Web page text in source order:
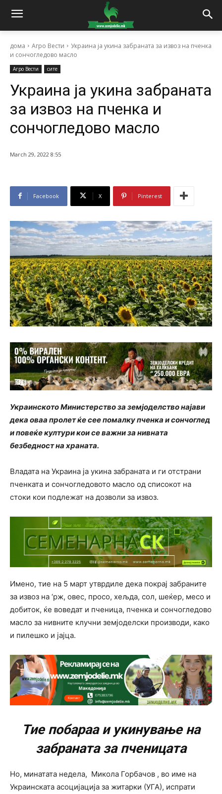
дома Агро Вести
Украина ја укина забраната за извоз на пченка
и сончогледово масло
Агро Вести сите
Украина ја укина забраната
за извоз на пченка и
сончогледово масло
March 29, 2022 8:55
Facebook X Pinterest
Украинското Министерство за земјоделство најави
дека оваа пролет ќе сее помалку пченка и сончоглед
и повеќе култури кои се важни за нивната
безбедност на храната.
Владата на Украина ја укина забраната и ги отстрани
пченката и сончогледовото масло од списокот на
стоки кои подлежат на дозволи за извоз.
Имено, тие на 5 март утврдиле дека покрај забраните
за извоз на ‘рж, овес, просо, хељда, сол, шеќер, месо и
добиток, ќе воведат и пченица, пченка и сончогледово
масло за нивните клучни земјоделски производи, како
и пилешко и јајца.
Тие побараа и укинување на
забраната за пченицата
Но, минатата недела, Микола Горбачов , во име на
Украинската асоцијација за житарки (УГА), испрати